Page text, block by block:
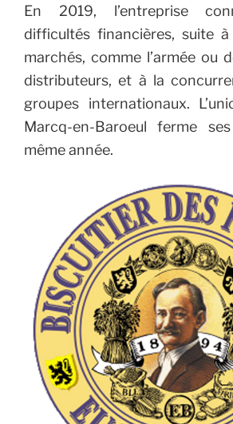
En 2019, l’entreprise
difficultés financières, suite
marchés, comme l’armée ou
distributeurs, et à la
groupes internationaux.
Marcq-en-Baroeul ferme
même année.